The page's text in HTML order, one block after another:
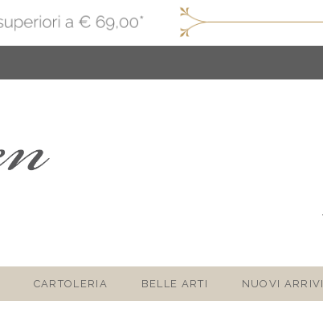
CARTOLERIA BELLE ARTI NUOVI ARRIVI